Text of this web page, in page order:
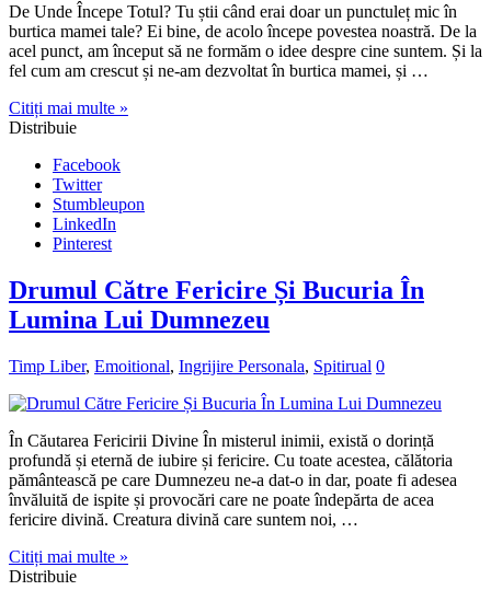
De Unde Începe Totul? Tu știi când erai doar un punctuleț mic în
burtica mamei tale? Ei bine, de acolo începe povestea noastră. De la
acel punct, am început să ne formăm o idee despre cine suntem. Și la
fel cum am crescut și ne-am dezvoltat în burtica mamei, și …
Citiți mai multe »
Distribuie
Facebook
Twitter
Stumbleupon
LinkedIn
Pinterest
Drumul Către Fericire Și Bucuria În
Lumina Lui Dumnezeu
Timp Liber, Emoitional, Ingrijire Personala, Spitirual 0
În Căutarea Fericirii Divine În misterul inimii, există o dorință
profundă și eternă de iubire și fericire. Cu toate acestea, călătoria
pământească pe care Dumnezeu ne-a dat-o in dar, poate fi adesea
învăluită de ispite și provocări care ne poate îndepărta de acea
fericire divină. Creatura divină care suntem noi, …
Citiți mai multe »
Distribuie